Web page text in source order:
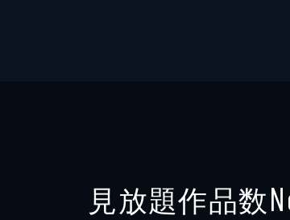
見放題作品数